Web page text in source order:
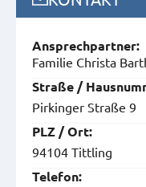
Ansprech­partner:
Familie Christa
Straße /
Pirkinger Straße 9
PLZ / Ort:
94104 Tittling
Telefon: